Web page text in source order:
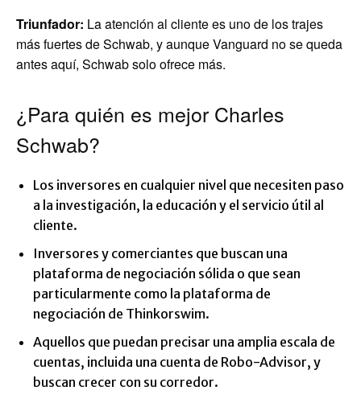
Triunfador: La atención al cliente es uno de los trajes
más fuertes de Schwab, y aunque Vanguard no se queda
antes aquí, Schwab solo ofrece más.
¿Para quién es mejor Charles
Schwab?
Los inversores en cualquier nivel que necesiten paso
a la investigación, la educación y el servicio útil al
cliente.
Inversores y comerciantes que buscan una
plataforma de negociación sólida o que sean
particularmente como la plataforma de
negociación de Thinkorswim.
Aquellos que puedan precisar una amplia escala de
cuentas, incluida una cuenta de Robo-Advisor, y
buscan crecer con su corredor.